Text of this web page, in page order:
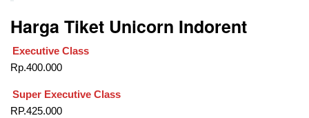
Harga Tiket Unicorn Indorent
Executive Class
Rp.400.000
Super Executive Class
RP.425.000